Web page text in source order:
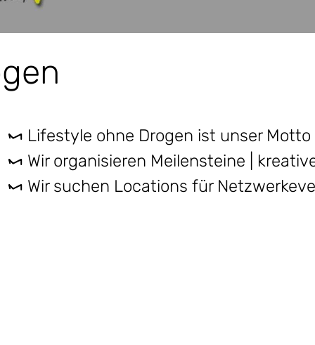
Lifestyle ohne Drogen ist unser
Wir organisieren Meilensteine |
Wir suchen Locations für